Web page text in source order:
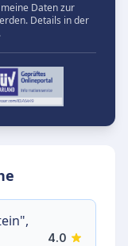
Daten zur
Details in der
4.0